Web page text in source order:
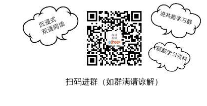
扫码进群（如群满请谅解）